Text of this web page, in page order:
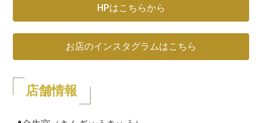
HPはこちらから
お店のインスタグラムはこちら
店舗情報